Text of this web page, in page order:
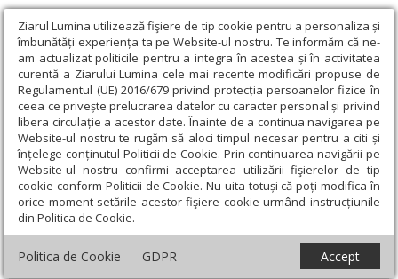
Ziarul Lumina utilizează fişiere de tip cookie pentru a personaliza și
îmbunătăți experiența ta pe Website-ul nostru. Te informăm că ne-
am actualizat politicile pentru a integra în acestea și în activitatea
curentă a Ziarului Lumina cele mai recente modificări propuse de
Regulamentul (UE) 2016/679 privind protecția persoanelor fizice în
ceea ce privește prelucrarea datelor cu caracter personal și privind
libera circulație a acestor date. Înainte de a continua navigarea pe
Website-ul nostru te rugăm să aloci timpul necesar pentru a citi și
înțelege conținutul Politicii de Cookie. Prin continuarea navigării pe
Website-ul nostru confirmi acceptarea utilizării fişierelor de tip
cookie conform Politicii de Cookie. Nu uita totuși că poți modifica în
orice moment setările acestor fişiere cookie urmând instrucțiunile
din Politica de Cookie.
Politica de Cookie GDPR Accept
Calendar articole
« »
FEBRUARIE 2026
S D